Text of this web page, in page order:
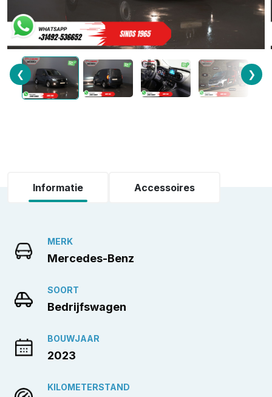
❮ ❯
Informatie Accessoires
MERK
Mercedes-Benz
SOORT
Bedrijfswagen
BOUWJAAR
2023
KILOMETERSTAND